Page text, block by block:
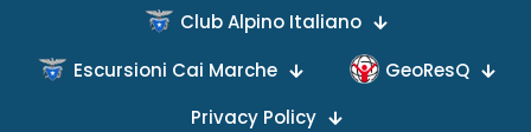
Club Alpino Italiano
Escursioni Cai Marche
GeoResQ
Privacy Policy